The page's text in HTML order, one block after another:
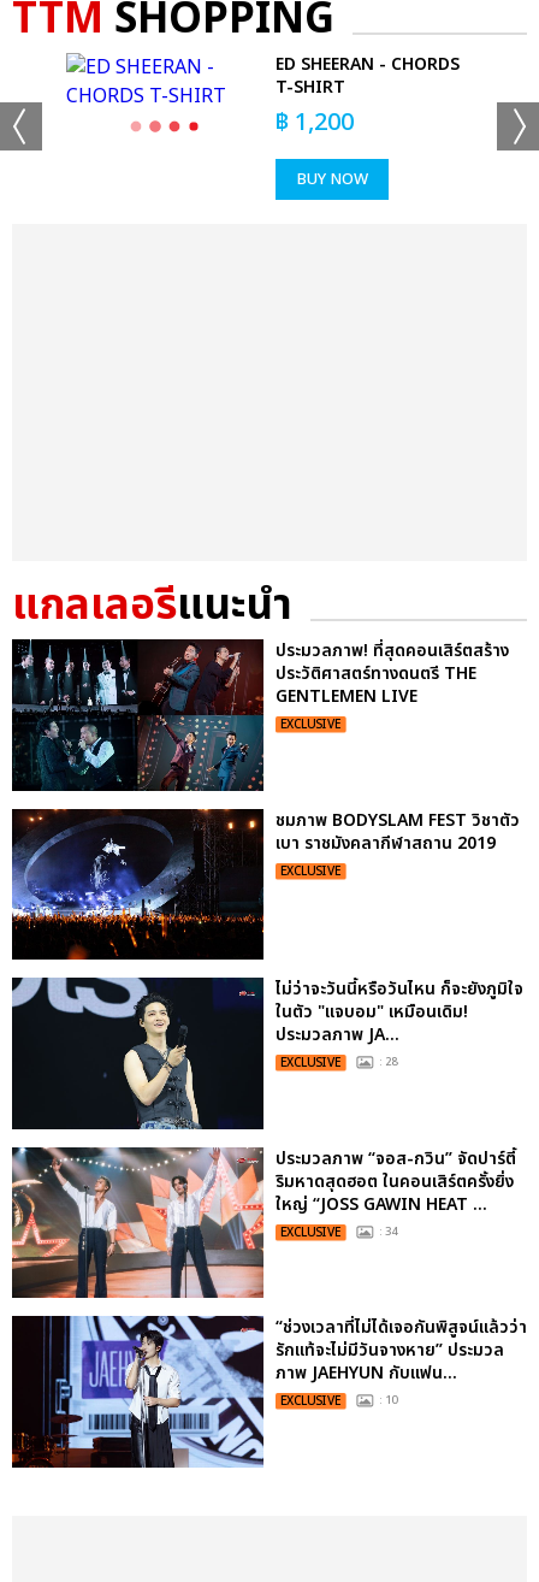
TTM SHOPPING
ED SHEERAN - CHORDS
T-SHIRT
฿ 1,200
BUY NOW
แกลเลอรีแนะนำ
ประมวลภาพ! ที่สุดคอนเสิร์ตสร้าง
ประวัติศาสตร์ทางดนตรี THE
GENTLEMEN LIVE
EXCLUSIVE
ชมภาพ BODYSLAM FEST วิชาตัว
เบา ราชมังคลากีฬาสถาน 2019
EXCLUSIVE
ไม่ว่าจะวันนี้หรือวันไหน ก็จะยังภูมิใจ
ในตัว "แจบอม" เหมือนเดิม!
ประมวลภาพ JA...
EXCLUSIVE : 28
ประมวลภาพ “จอส-กวิน” จัดปาร์ตี้
ริมหาดสุดฮอต ในคอนเสิร์ตครั้งยิ่ง
ใหญ่ “JOSS GAWIN HEAT ...
EXCLUSIVE : 34
“ช่วงเวลาที่ไม่ได้เจอกันพิสูจน์แล้วว่า
รักแท้จะไม่มีวันจางหาย” ประมวล
ภาพ JAEHYUN กับแฟน...
EXCLUSIVE : 10